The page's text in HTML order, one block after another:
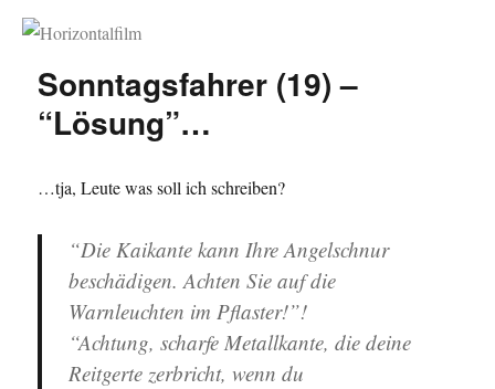
Horizontalfilm
Sonntagsfahrer (19) –
“Lösung”…
…tja, Leute was soll ich schreiben?
“Die Kaikante kann Ihre Angelschnur
beschädigen. Achten Sie auf die
Warnleuchten im Pflaster!”!
“Achtung, scharfe Metallkante, die deine
Reitgerte zerbricht, wenn du